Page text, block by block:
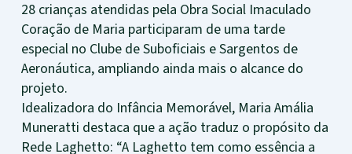
28 crianças atendidas pela Obra Social Imaculado
Coração de Maria participaram de uma tarde
especial no Clube de Suboficiais e Sargentos de
Aeronáutica, ampliando ainda mais o alcance do
projeto.
Idealizadora do Infância Memorável, Maria Amália
Muneratti destaca que a ação traduz o propósito da
Rede Laghetto: “A Laghetto tem como essência a